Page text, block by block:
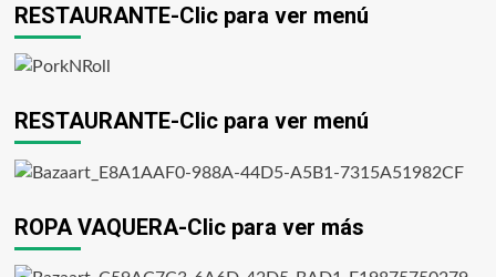
RESTAURANTE-Clic para ver menú
RESTAURANTE-Clic para ver menú
ROPA VAQUERA-Clic para ver más